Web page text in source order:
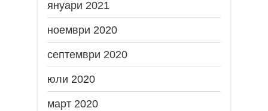
януари 2021
ноември 2020
септември 2020
юли 2020
март 2020